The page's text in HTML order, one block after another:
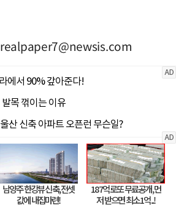
realpaper7@newsis.com